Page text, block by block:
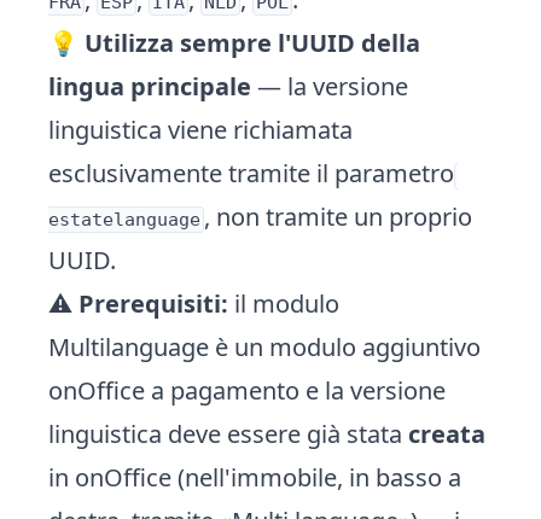
💡 Utilizza sempre l'UUID della
lingua principale — la versione
linguistica viene richiamata
esclusivamente tramite il parametro
estatelanguage , non tramite un proprio
UUID.
⚠️ Prerequisiti: il modulo
Multilanguage è un modulo aggiuntivo
onOffice a pagamento e la versione
linguistica deve essere già stata creata
in onOffice (nell'immobile, in basso a